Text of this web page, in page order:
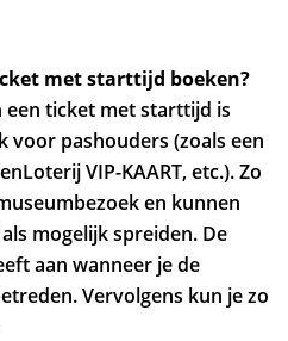
met starttijd boeken?
een ticket met starttijd is
voor pashouders (zoals een
VIP-KAART, etc.). Zo
en kunnen
mogelijk spreiden. De
aan wanneer je de
Vervolgens kun je zo